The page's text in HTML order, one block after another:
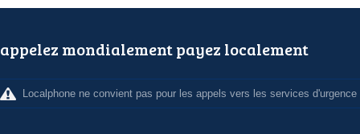
appelez mondialement payez localement
Localphone ne convient pas pour les appels vers les services d'urgence